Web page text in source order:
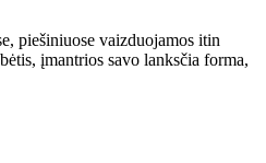
piešiniuose vaizduojamos itin
įmantrios savo lanksčia forma,